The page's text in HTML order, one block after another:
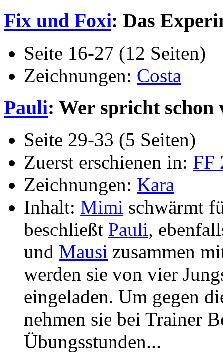
Fix und Foxi: Das
Seite 16-27 (12 Seiten)
Zeichnungen: Costa
Pauli: Wer spricht schon
Seite 29-33 (5 Seiten)
Zuerst erschienen in: FF
Zeichnungen: Kara
Inhalt: Mimi schwärmt
beschließt Pauli,
und Mausi zusammen
werden sie von vier
eingeladen. Um gegen
nehmen sie bei Trainer
Übungsstunden...